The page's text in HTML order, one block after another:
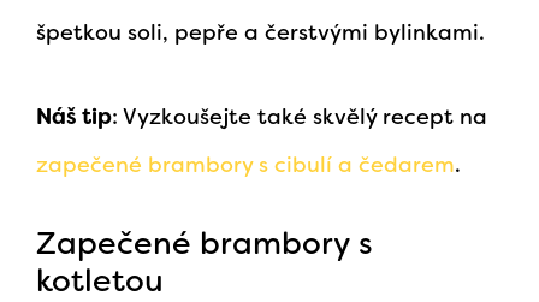
špetkou soli, pepře a čerstvými bylinkami.
Náš tip: Vyzkoušejte také skvělý recept na
zapečené brambory s cibulí a čedarem.
Zapečené brambory s
kotletou